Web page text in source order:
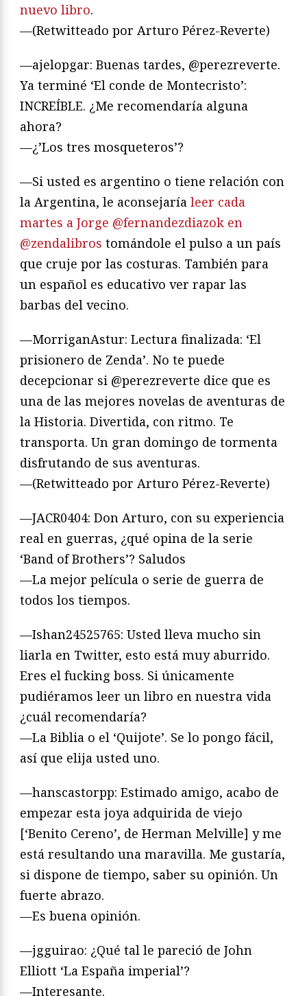
nuevo libro.
—(Retwitteado por Arturo Pérez-Reverte)
—ajelopgar: Buenas tardes, @perezreverte.
Ya terminé ‘El conde de Montecristo’:
INCREÍBLE. ¿Me recomendaría alguna
ahora?
—¿’Los tres mosqueteros’?
—Si usted es argentino o tiene relación con
la Argentina, le aconsejaría leer cada
martes a Jorge @fernandezdiazok en
@zendalibros tomándole el pulso a un país
que cruje por las costuras. También para
un español es educativo ver rapar las
barbas del vecino.
—MorriganAstur: Lectura finalizada: ‘El
prisionero de Zenda’. No te puede
decepcionar si @perezreverte dice que es
una de las mejores novelas de aventuras de
la Historia. Divertida, con ritmo. Te
transporta. Un gran domingo de tormenta
disfrutando de sus aventuras.
—(Retwitteado por Arturo Pérez-Reverte)
—JACR0404: Don Arturo, con su experiencia
real en guerras, ¿qué opina de la serie
‘Band of Brothers’? Saludos
—La mejor película o serie de guerra de
todos los tiempos.
—Ishan24525765: Usted lleva mucho sin
liarla en Twitter, esto está muy aburrido.
Eres el fucking boss. Si únicamente
pudiéramos leer un libro en nuestra vida
¿cuál recomendaría?
—La Biblia o el ‘Quijote’. Se lo pongo fácil,
así que elija usted uno.
—hanscastorpp: Estimado amigo, acabo de
empezar esta joya adquirida de viejo
[‘Benito Cereno’, de Herman Melville] y me
está resultando una maravilla. Me gustaría,
si dispone de tiempo, saber su opinión. Un
fuerte abrazo.
—Es buena opinión.
—jgguirao: ¿Qué tal le pareció de John
Elliott ‘La España imperial’?
—Interesante.